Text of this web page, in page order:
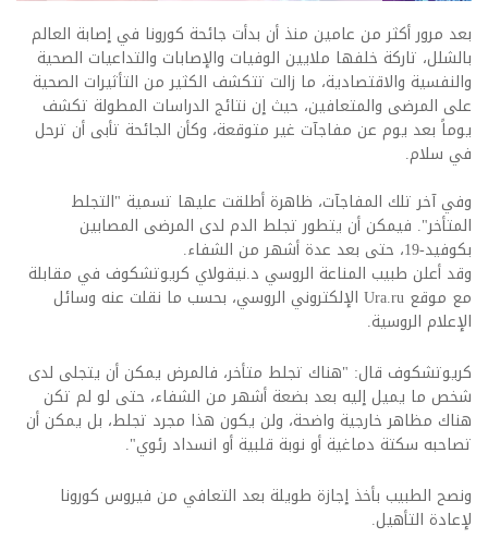
بعد مرور أكثر من عامين منذ أن بدأت جائحة كورونا في إصابة العالم
بالشلل، تاركة خلفها ملايين الوفيات والإصابات والتداعيات الصحية
والنفسية والاقتصادية، ما زالت تتكشف الكثير من التأثيرات الصحية
على المرضى والمتعافين، حيث إن نتائج الدراسات المطولة تكشف
يوماً بعد يوم عن مفاجآت غير متوقعة، وكأن الجائحة تأبى أن ترحل
في سلام.
وفي آخر تلك المفاجآت، ظاهرة أطلقت عليها تسمية "التجلط
المتأخر". فيمكن أن يتطور تجلط الدم لدى المرضى المصابين
بكوفيد-19، حتى بعد عدة أشهر من الشفاء.
وقد أعلن طبيب المناعة الروسي د.نيقولاي كريوتشكوف في مقابلة
مع موقع Ura.ru الإلكتروني الروسي، بحسب ما نقلت عنه وسائل
الإعلام الروسية.
كريوتشكوف قال: "هناك تجلط متأخر، فالمرض يمكن أن يتجلى لدى
شخص ما يميل إليه بعد بضعة أشهر من الشفاء، حتى لو لم تكن
هناك مظاهر خارجية واضحة، ولن يكون هذا مجرد تجلط، بل يمكن أن
تصاحبه سكتة دماغية أو نوبة قلبية أو انسداد رئوي".
ونصح الطبيب بأخذ إجازة طويلة بعد التعافي من فيروس كورونا
لإعادة التأهيل.